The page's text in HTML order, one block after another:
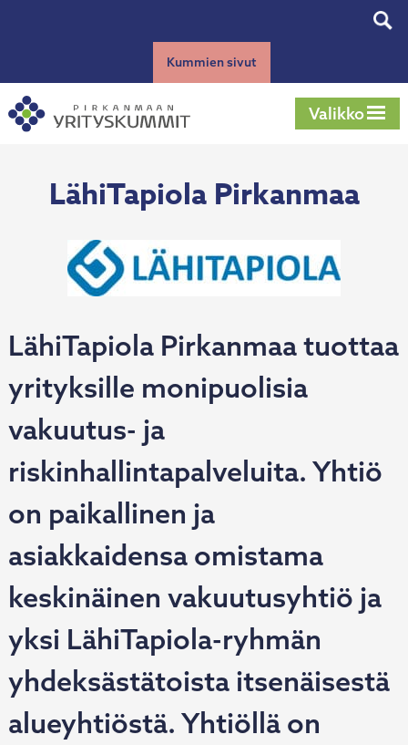
Valikko
Kummien sivut
LähiTapiola Pirkanmaa
LähiTapiola Pirkanmaa tuottaa
yrityksille monipuolisia
vakuutus- ja
riskinhallintapalveluita. Yhtiö
on paikallinen ja
asiakkaidensa omistama
keskinäinen vakuutusyhtiö ja
yksi LähiTapiola-ryhmän
yhdeksästätoista itsenäisestä
alueyhtiöstä. Yhtiöllä on